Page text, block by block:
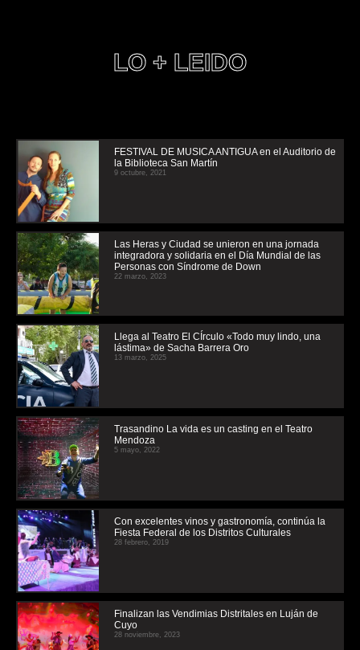
LO + LEIDO
FESTIVAL DE MUSICA ANTIGUA en el Auditorio de
la Biblioteca San Martín
9 octubre, 2021
Las Heras y Ciudad se unieron en una jornada
integradora y solidaria en el Día Mundial de las
Personas con Síndrome de Down
22 marzo, 2023
Llega al Teatro El CÍrculo «Todo muy lindo, una
lástima» de Sacha Barrera Oro
13 marzo, 2025
Trasandino La vida es un casting en el Teatro
Mendoza
5 mayo, 2022
Con excelentes vinos y gastronomía, continúa la
Fiesta Federal de los Distritos Culturales
28 febrero, 2019
Finalizan las Vendimias Distritales en Luján de
Cuyo
28 noviembre, 2023